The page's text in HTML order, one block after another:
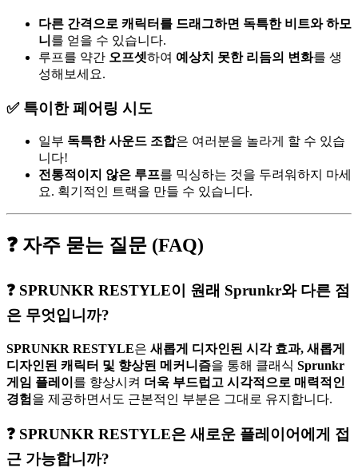
다른 간격으로 캐릭터를 드래그하면 독특한 비트와 하모
니 를 얻을 수 있습니다.
루프를 약간 오프셋하여 예상치 못한 리듬의 변화를 생
성해보세요.
✅ 특이한 페어링 시도
일부 독특한 사운드 조합은 여러분을 놀라게 할 수 있습
니다!
전통적이지 않은 루프를 믹싱하는 것을 두려워하지 마세
요. 획기적인 트랙을 만들 수 있습니다.
❓ 자주 묻는 질문 (FAQ)
❓ SPRUNKR RESTYLE이 원래 Sprunkr와 다른 점
은 무엇입니까?
SPRUNKR RESTYLE은 새롭게 디자인된 시각 효과, 새롭게
디자인된 캐릭터 및 향상된 메커니즘을 통해 클래식 Sprunkr
게임 플레이 를 향상시켜 더욱 부드럽고 시각적으로 매력적인
경험 을 제공하면서도 근본적인 부분은 그대로 유지합니다.
❓ SPRUNKR RESTYLE은 새로운 플레이어에게 접
근 가능합니까?